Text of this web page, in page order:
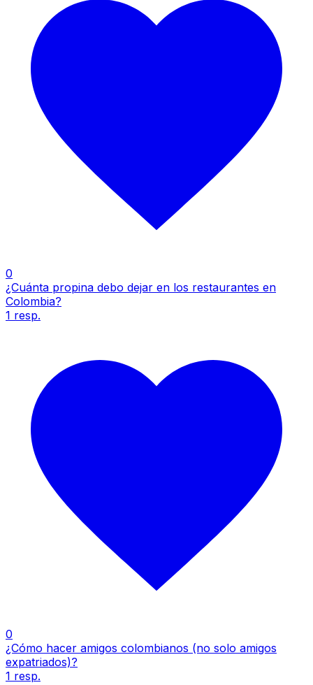
0
¿Cuánta propina debo dejar en los restaurantes en
Colombia?
1 resp.
0
¿Cómo hacer amigos colombianos (no solo amigos
expatriados)?
1 resp.